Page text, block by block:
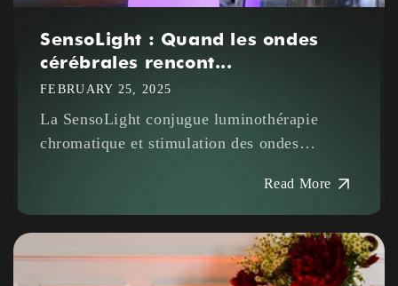
SensoLight : Quand les ondes
cérébrales rencont...
FEBRUARY 25, 2025
La SensoLight conjugue luminothérapie
chromatique et stimulation des ondes
Fruit de 30 ans de recherche, elle harmonise
vos rythmes physiologiques pour favoriser
Read More